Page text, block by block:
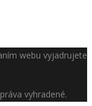
webu vyjadrujete
vyhradené.